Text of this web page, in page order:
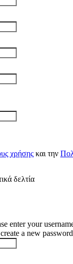
χρήσης και την
δελτία
enter your
a new